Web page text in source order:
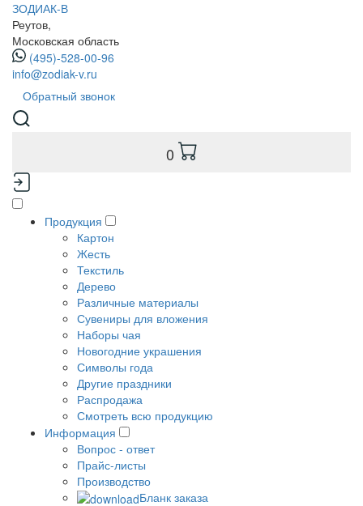
ЗОДИАК-В
Реутов,
Московская область
(495)-528-00-96
info@zodiak-v.ru
Обратный звонок
0
Продукция
Картон
Жесть
Текстиль
Дерево
Различные материалы
Сувениры для вложения
Наборы чая
Новогодние украшения
Символы года
Другие праздники
Распродажа
Смотреть всю продукцию
Информация
Вопрос - ответ
Прайс-листы
Производство
Бланк заказа